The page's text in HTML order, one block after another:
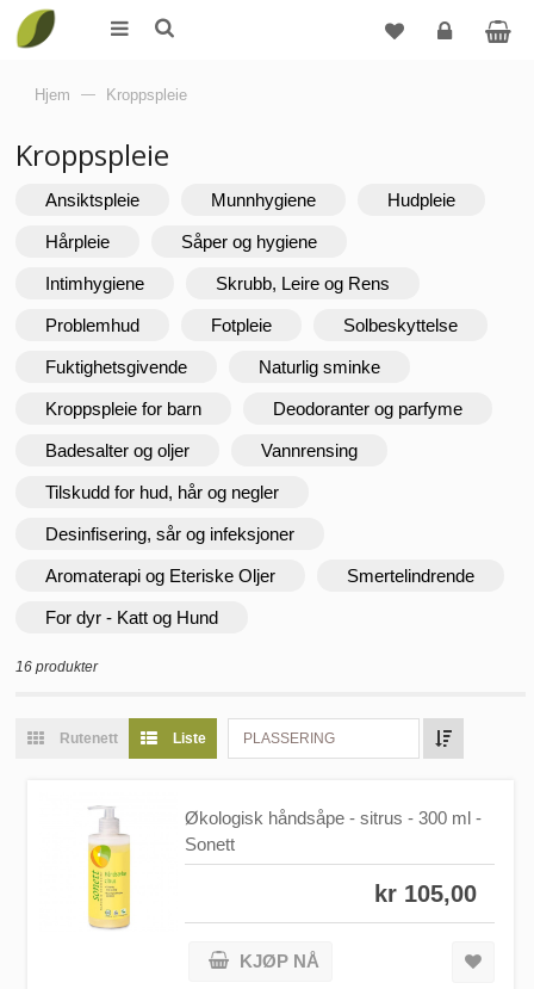
Hjem — Kroppspleie
Kroppspleie
Ansiktspleie Munnhygiene Hudpleie
Hårpleie Såper og hygiene
Intimhygiene Skrubb, Leire og Rens
Problemhud Fotpleie Solbeskyttelse
Fuktighetsgivende Naturlig sminke
Kroppspleie for barn Deodoranter og parfyme
Badesalter og oljer Vannrensing
Tilskudd for hud, hår og negler
Desinfisering, sår og infeksjoner
Aromaterapi og Eteriske Oljer Smertelindrende
For dyr - Katt og Hund
16 produkter
Rutenett Liste PLASSERING
Økologisk håndsåpe - sitrus - 300 ml -
Sonett
kr 105,00
KJØP NÅ